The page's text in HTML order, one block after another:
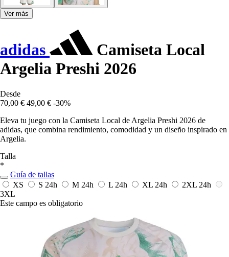
Ver más
adidas
Camiseta Local
Argelia Preshi 2026
Desde
70,00 € 49,00 € -30%
Eleva tu juego con la Camiseta Local de Argelia Preshi 2026 de
adidas, que combina rendimiento, comodidad y un diseño inspirado en
Argelia.
Talla
*
Guía de tallas
XS
S 24h M 24h L 24h XL 24h 2XL 24h
3XL
Este campo es obligatorio